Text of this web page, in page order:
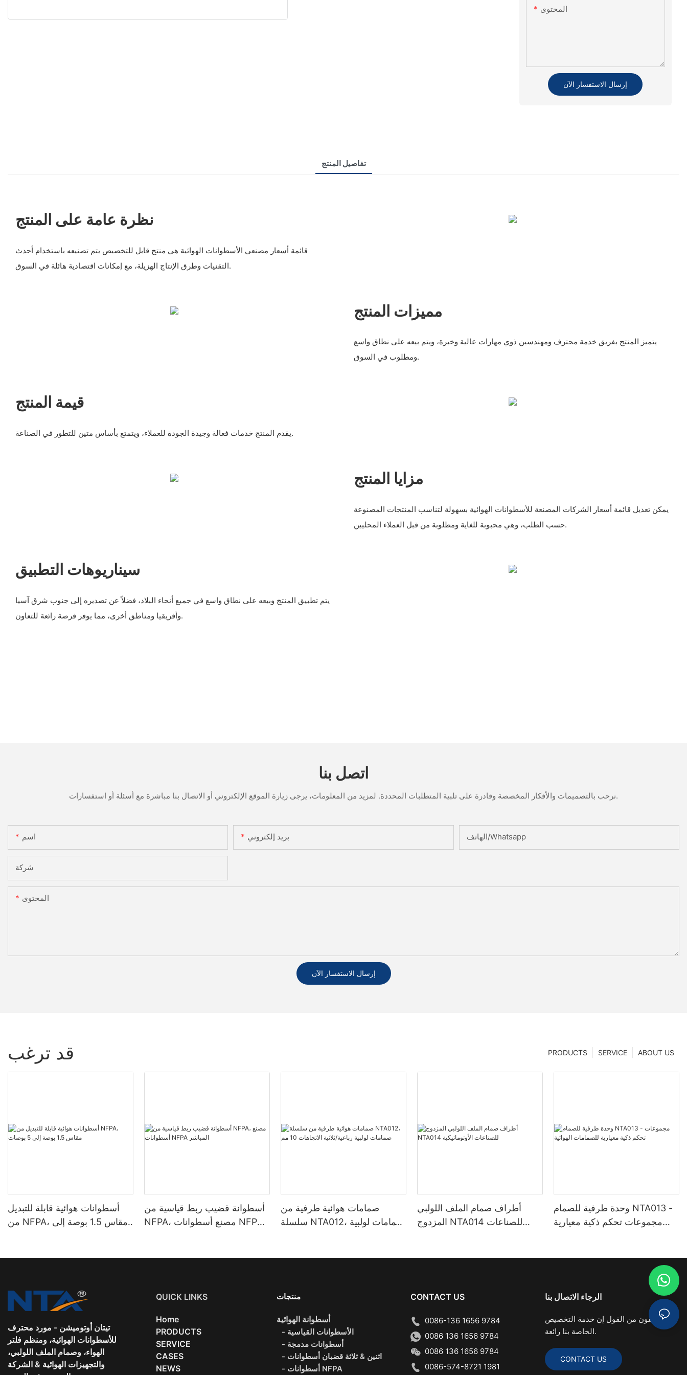
المحتوى
إرسال الاستفسار الآن
تفاصيل المنتج
نظرة عامة على المنتج
قائمة أسعار مصنعي الأسطوانات الهوائية هي منتج قابل للتخصيص يتم تصنيعه باستخدام أحدث
التقنيات وطرق الإنتاج الهزيلة، مع إمكانات اقتصادية هائلة في السوق.
مميزات المنتج
يتميز المنتج بفريق خدمة محترف ومهندسين ذوي مهارات عالية وخبرة، ويتم بيعه على نطاق واسع
ومطلوب في السوق.
قيمة المنتج
يقدم المنتج خدمات فعالة وجيدة الجودة للعملاء، ويتمتع بأساس متين للتطور في الصناعة.
مزايا المنتج
يمكن تعديل قائمة أسعار الشركات المصنعة للأسطوانات الهوائية بسهولة لتناسب المنتجات المصنوعة
حسب الطلب، وهي محبوبة للغاية ومطلوبة من قبل العملاء المحليين.
سيناريوهات التطبيق
يتم تطبيق المنتج وبيعه على نطاق واسع في جميع أنحاء البلاد، فضلاً عن تصديره إلى جنوب شرق آسيا
وأفريقيا ومناطق أخرى، مما يوفر فرصة رائعة للتعاون.
اتصل بنا
نرحب بالتصميمات والأفكار المخصصة وقادرة على تلبية المتطلبات المحددة. لمزيد من المعلومات، يرجى زيارة الموقع الإلكتروني أو الاتصال بنا مباشرة مع أسئلة أو استفسارات.
اسم بريد إلكتروني الهاتف/whatsapp
شركة
المحتوى
إرسال الاستفسار الآن
قد ترغب ABOUT US
SERVICE
PRODUCTS
أسطوانات هوائية قابلة للتبديل
من NFPA، مقاس 1.5 بوصة إلى
أسطوانة قضيب ربط قياسية من
NFPA، مصنع أسطوانات NFPA
صمامات هوائية طرفية من
سلسلة NTA012، صمامات لولبية
أطراف صمام الملف اللولبي
المزدوج NTA014 للصناعات
وحدة طرفية للصمام NTA013 -
مجموعات تحكم ذكية معيارية
تيتان أوتوميشن - مورد محترف
للأسطوانات الهوائية، ومنظم فلتر
الهواء، وصمام الملف اللولبي،
والتجهيزات الهوائية & الشركة
QUICK LINKS
Home
PRODUCTS
SERVICE
CASES
NEWS
منتجات
أسطوانة الهوائية
- الأسطوانات القياسية
- أسطوانات مدمجة
- اثنين & ثلاثة قضبان أسطوانات
- أسطوانات NFPA
CONTACT US
0086-136 1656 9784
0086 136 1656 9784
0086 136 1656 9784
0086-574-8721 1981
الرجاء الاتصال بنا
نحن واثقون من القول إن خدمة التخصيص
الخاصة بنا رائعة.
CONTACT US